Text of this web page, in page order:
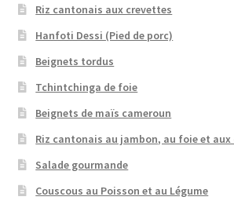
Riz cantonais aux crevettes
Hanfoti Dessi (Pied de porc)
Beignets tordus
Tchintchinga de foie
Beignets de maïs cameroun
Riz cantonais au jambon, au foie et
Salade gourmande
Couscous au Poisson et au Légume